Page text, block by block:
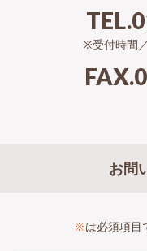
※受付時間
お問
※は必須項目